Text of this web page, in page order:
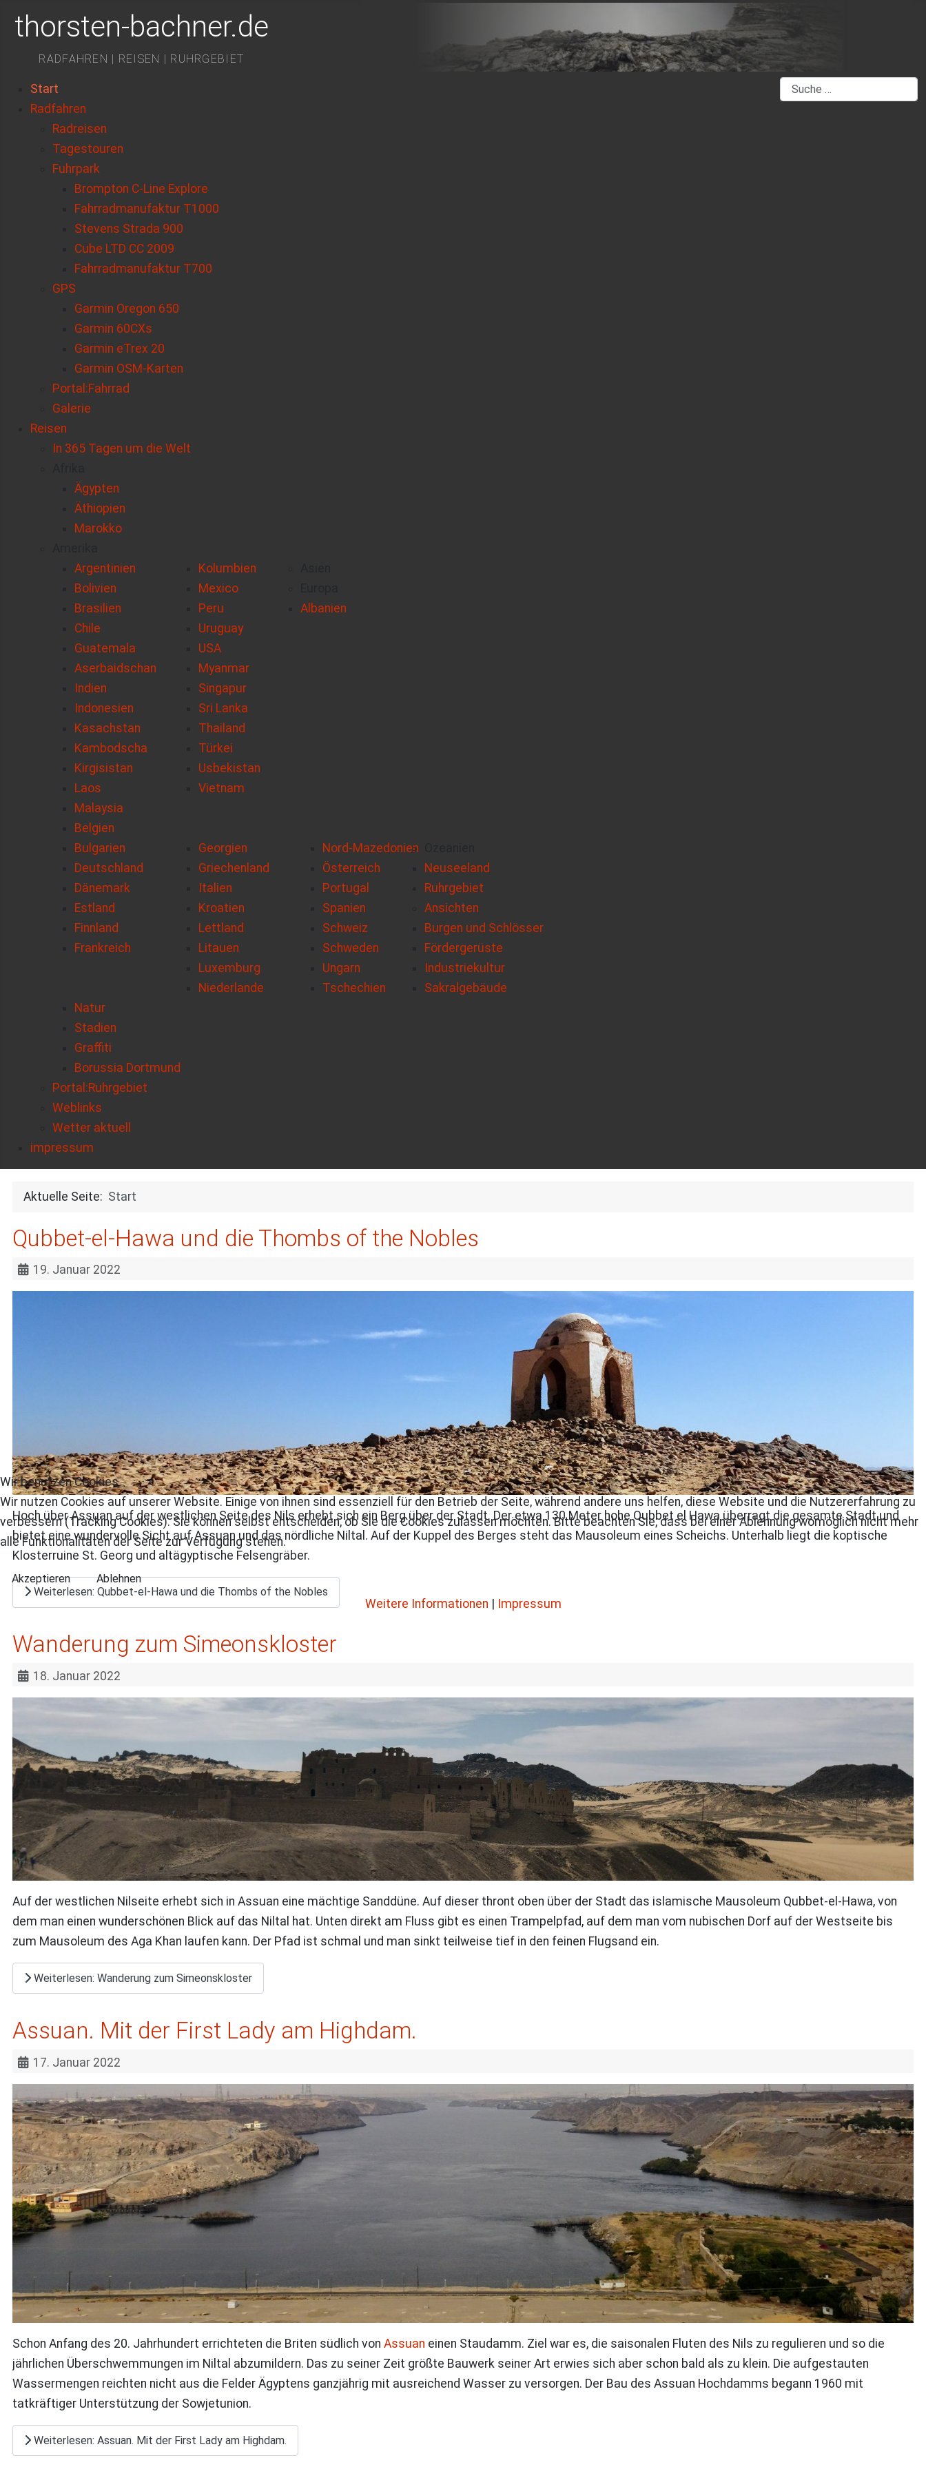
thorsten-bachner.de
RADFAHREN | REISEN | RUHRGEBIET
Start
Radfahren
Radreisen
Tagestouren
Fuhrpark
Brompton C-Line Explore
Fahrradmanufaktur T1000
Stevens Strada 900
Cube LTD CC 2009
Fahrradmanufaktur T700
GPS
Garmin Oregon 650
Garmin 60CXs
Garmin eTrex 20
Garmin OSM-Karten
Portal:Fahrrad
Galerie
Reisen
In 365 Tagen um die Welt
Ägypten
Äthiopien
Marokko
Argentinien
Bolivien
Brasilien
Chile
Guatemala
Kolumbien
Mexico
Peru
Uruguay
USA
Aserbaidschan
Indien
Indonesien
Kasachstan
Kambodscha
Kirgisistan
Laos
Malaysia
Myanmar
Singapur
Sri Lanka
Thailand
Türkei
Usbekistan
Vietnam
Albanien
Belgien
Bulgarien
Deutschland
Dänemark
Estland
Finnland
Frankreich
Georgien
Griechenland
Italien
Kroatien
Lettland
Litauen
Luxemburg
Niederlande
Nord-Mazedonien
Österreich
Portugal
Spanien
Schweiz
Schweden
Ungarn
Tschechien
Neuseeland
Ruhrgebiet
Ansichten
Burgen und Schlösser
Fördergerüste
Industriekultur
Sakralgebäude
Natur
Stadien
Graffiti
Borussia Dortmund
Portal:Ruhrgebiet
Weblinks
Wetter aktuell
impressum
Suchen
Aktuelle Seite: Start
Qubbet-el-Hawa und die Thombs of the Nobles
19. Januar 2022
Hoch über Assuan auf der westlichen Seite des Nils erhebt sich ein Berg über der Stadt. Der etwa 130 Meter hohe Qubbet el Hawa überragt die gesamte Stadt und
bietet eine wundervolle Sicht auf Assuan und das nördliche Niltal. Auf der Kuppel des Berges steht das Mausoleum eines Scheichs. Unterhalb liegt die koptische
Klosterruine St. Georg und altägyptische Felsengräber.
Weiterlesen: Qubbet-el-Hawa und die Thombs of the Nobles
Wanderung zum Simeonskloster
18. Januar 2022
Auf der westlichen Nilseite erhebt sich in Assuan eine mächtige Sanddüne. Auf dieser thront oben über der Stadt das islamische Mausoleum Qubbet-el-Hawa, von
dem man einen wunderschönen Blick auf das Niltal hat. Unten direkt am Fluss gibt es einen Trampelpfad, auf dem man vom nubischen Dorf auf der Westseite bis
zum Mausoleum des Aga Khan laufen kann. Der Pfad ist schmal und man sinkt teilweise tief in den feinen Flugsand ein.
Weiterlesen: Wanderung zum Simeonskloster
Assuan. Mit der First Lady am Highdam.
17. Januar 2022
Schon Anfang des 20. Jahrhundert errichteten die Briten südlich von Assuan einen Staudamm. Ziel war es, die saisonalen Fluten des Nils zu regulieren und so die
jährlichen Überschwemmungen im Niltal abzumildern. Das zu seiner Zeit größte Bauwerk seiner Art erwies sich aber schon bald als zu klein. Die aufgestauten
Wassermengen reichten nicht aus die Felder Ägyptens ganzjährig mit ausreichend Wasser zu versorgen. Der Bau des Assuan Hochdamms begann 1960 mit
tatkräftiger Unterstützung der Sowjetunion.
Weiterlesen: Assuan. Mit der First Lady am Highdam.
Wir benutzen Cookies
Wir nutzen Cookies auf unserer Website. Einige von ihnen sind essenziell für den Betrieb der Seite, während andere uns helfen, diese Website und die Nutzererfahrung zu
verbessern (Tracking Cookies). Sie können selbst entscheiden, ob Sie die Cookies zulassen möchten. Bitte beachten Sie, dass bei einer Ablehnung womöglich nicht mehr
alle Funktionalitäten der Seite zur Verfügung stehen.
Akzeptieren Ablehnen
Weitere Informationen Impressum